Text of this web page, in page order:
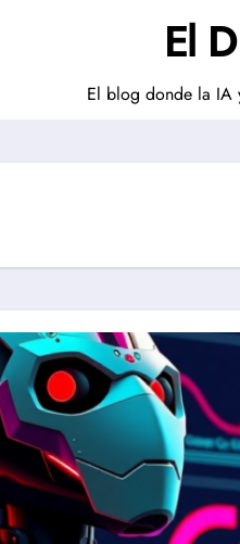
El
El blog donde la IA